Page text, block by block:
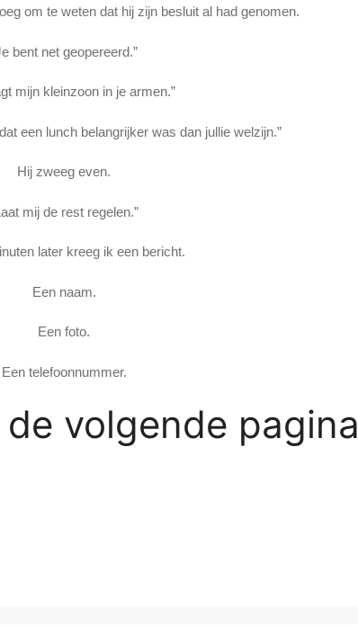
om te weten dat hij zijn besluit al had genomen.
bent net geopereerd.”
mijn kleinzoon in je armen.”
een lunch belangrijker was dan jullie welzijn.”
Hij zweeg even.
mij de rest regelen.”
later kreeg ik een bericht.
Een naam.
Een foto.
Een telefoonnummer.
volgende pagina